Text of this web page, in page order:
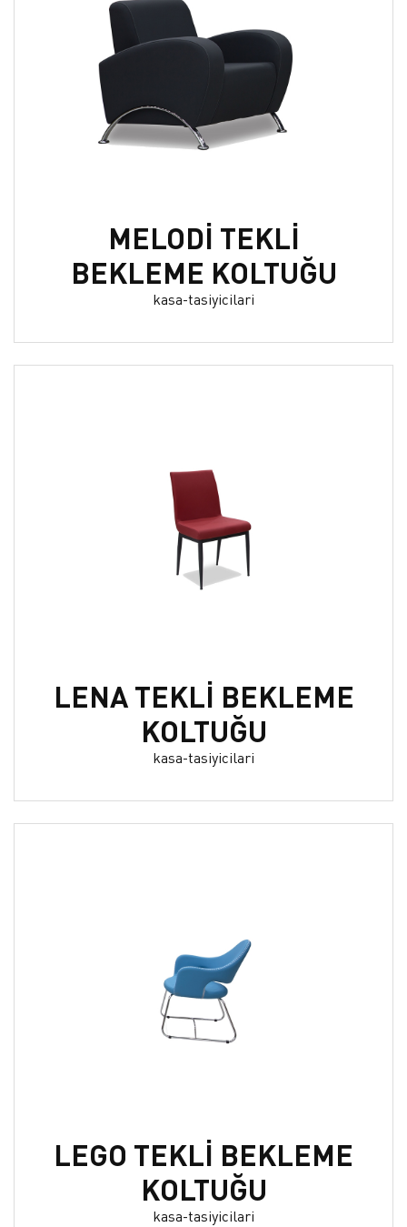
MELODİ TEKLİ
BEKLEME KOLTUĞU
kasa-tasiyicilari
LENA TEKLİ BEKLEME
KOLTUĞU
kasa-tasiyicilari
LEGO TEKLİ BEKLEME
KOLTUĞU
kasa-tasiyicilari